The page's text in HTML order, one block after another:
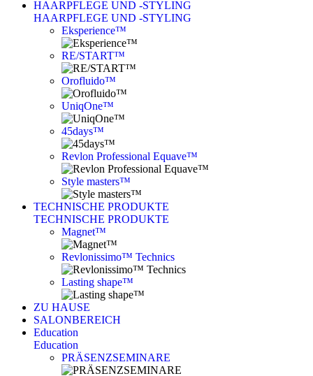
HAARPFLEGE UND -STYLING
HAARPFLEGE UND -STYLING
Eksperience™
RE/START™
Orofluido™
UniqOne™
45days™
Revlon Professional Equave™
Style masters™
TECHNISCHE PRODUKTE
TECHNISCHE PRODUKTE
Magnet™
Revlonissimo™ Technics
Lasting shape™
ZU HAUSE
SALONBEREICH
Education
Education
PRÄSENZSEMINARE